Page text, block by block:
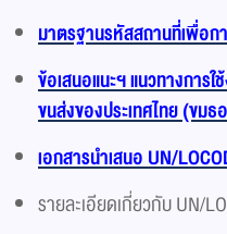
มาตรฐานรหัสสถานที่เพื่อก
ข้อเสนอแนะฯ แนวทางการ
ขนส่งของประเทศไทย (ขมธ
เอกสารนำเสนอ UN/
รายละเอียดเกี่ยวกับ UN/